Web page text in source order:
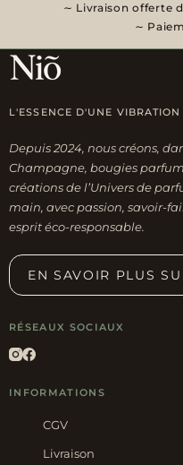
Livraison offerte
L'ESSENCE D'UNE VIBRATION
Depuis 2024, nous créons,
Champagne, bougies
créations de l’Univers de
main, avec passion, savoir-
esprit éco-responsable.
EN SAVOIR PLUS
RÉSEAUX SOCIAUX
INFORMATIONS
CGV
Livraison